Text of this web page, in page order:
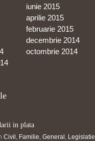
iunie 2015
aprilie 2015
februarie 2015
decembrie 2014
octombrie 2014
in plata
Civil , Familie, General , Legislatie